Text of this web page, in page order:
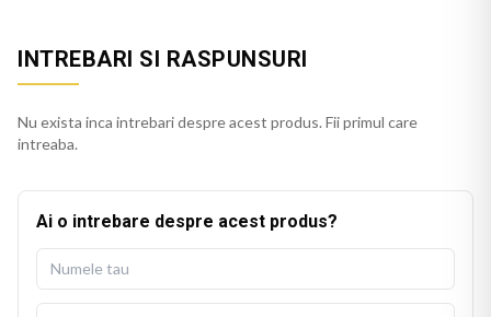
INTREBARI SI RASPUNSURI
Nu exista inca intrebari despre acest produs. Fii primul care
intreaba.
Ai o intrebare despre acest produs?